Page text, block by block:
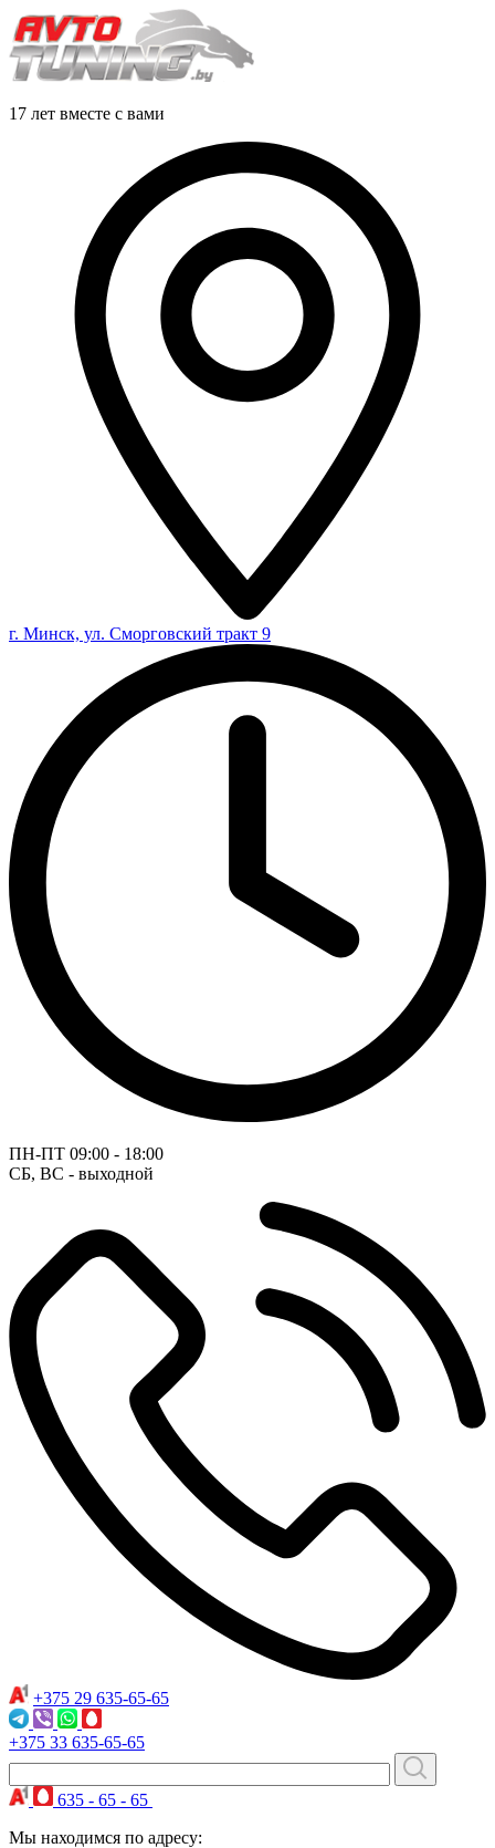
17 лет вместе с вами
г. Минск, ул. Сморговский тракт 9
ПН-ПТ 09:00 - 18:00
СБ, ВС - выходной
+375 29 635-65-65
+375 33 635-65-65
635 - 65 - 65
Мы находимся по адресу: